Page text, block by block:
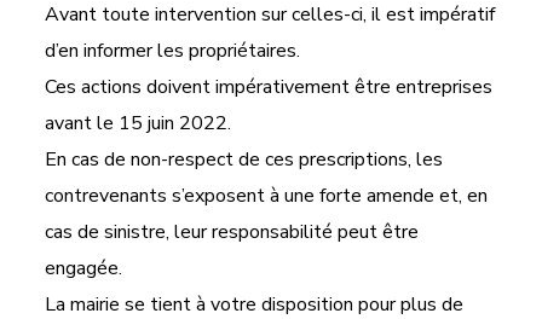
Avant toute intervention sur celles-ci, il est impératif
d’en informer les propriétaires.
Ces actions doivent impérativement être entreprises
avant le 15 juin 2022.
En cas de non-respect de ces prescriptions, les
contrevenants s’exposent à une forte amende et, en
cas de sinistre, leur responsabilité peut être
engagée.
La mairie se tient à votre disposition pour plus de